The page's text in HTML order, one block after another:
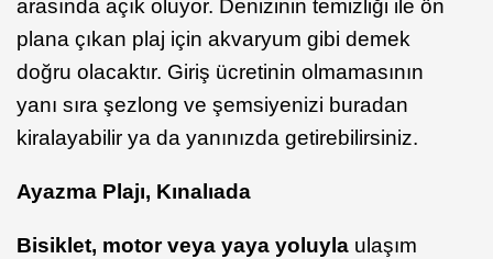
arasında açık oluyor. Denizinin temizliği ile ön
plana çıkan plaj için akvaryum gibi demek
doğru olacaktır. Giriş ücretinin olmamasının
yanı sıra şezlong ve şemsiyenizi buradan
kiralayabilir ya da yanınızda getirebilirsiniz.
Ayazma Plajı, Kınalıada
Bisiklet, motor veya yaya yoluyla ulaşım